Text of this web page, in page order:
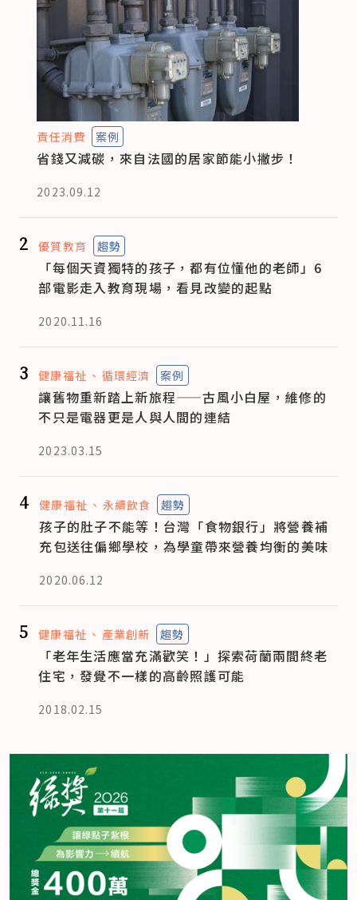
責任消費 案例
省錢又減碳，來自法國的居家節能小撇步！
2023.09.12
2 優質教育 趨勢
「每個天資獨特的孩子，都有位懂他的老師」6
部電影走入教育現場，看見改變的起點
2020.11.16
3 健康福祉 循環經濟 案例
讓舊物重新踏上新旅程——古風小白屋，維修的
不只是電器更是人與人間的連結
2023.03.15
4 健康福祉 永續飲食 趨勢
孩子的肚子不能等！台灣「食物銀行」將營養補
充包送往偏鄉學校，為學童帶來營養均衡的美味
2020.06.12
5 健康福祉 產業創新 趨勢
「老年生活應當充滿歡笑！」探索荷蘭兩間終老
住宅，發覺不一樣的高齡照護可能
2018.02.15